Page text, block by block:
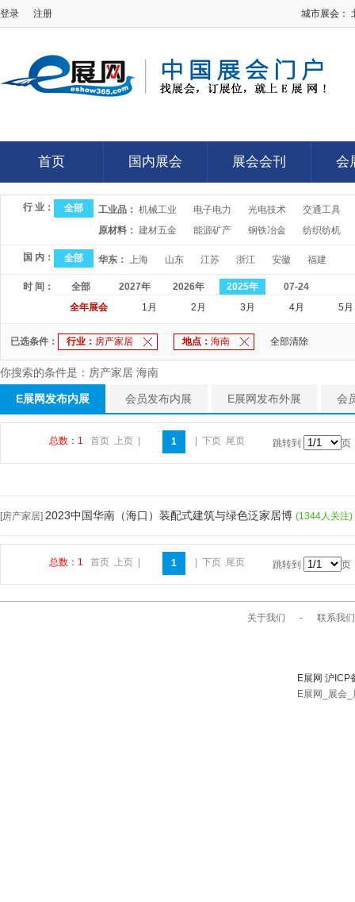
登录 注册 城市展会：
首页
首页
国内展会
国内展会
展会会刊
展会会刊
会
会
行 业： 全部 工业品： 机械工业 电子电力 光电技术
交通工具
原材料： 建材五金 能源矿产 钢铁冶金 纺织纺机
国 内： 全部 华东： 上海 山东 江苏 浙江 安徽 福建
时 间： 全部 2027年 2026年 2025年
07-24
全年展会
1月 2月 3月 4月 5月
已选条件： 行业： 房产家居 地点： 海南 全部清除
你搜索的条件是：房产家居 海南
E展网发布内展 会员发布内展 E展网发布外展 会
总数：1 首页 上页 1 下页 尾页 跳转到 页
[房产家居] 2023中国华南（海口）装配式建筑与绿色泛家居博 (1344人关注)
总数：1 首页 上页 1 下页 尾页 跳转到 页
关于我们 - 联系我们
E展网 沪
E展网_展会